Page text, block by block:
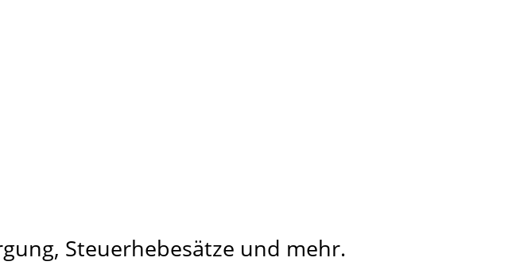
Steuerhebesätze und mehr.